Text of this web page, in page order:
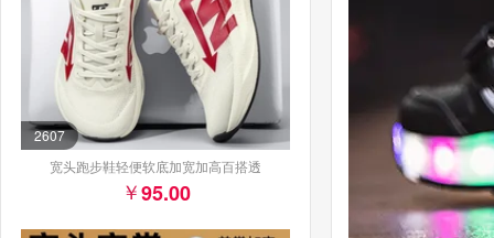
2607
宽头跑步鞋轻便软底加宽加高百搭透
95.00